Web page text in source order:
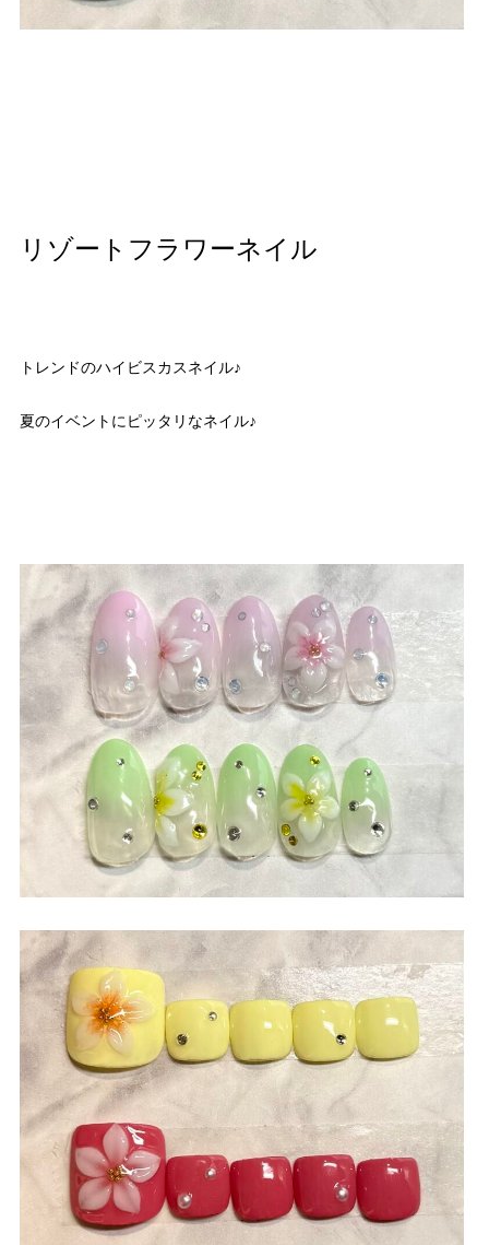
リゾートフラワーネイル
トレンドのハイビスカスネイル♪
夏のイベントにピッタリなネイル♪